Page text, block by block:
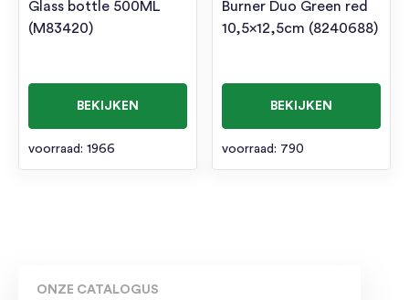
ONZE CATALOGUS
Glass bottle 500ML
(M83420)
BEKIJKEN
voorraad: 1966
Burner Duo Green red
10,5×12,5cm (8240688)
BEKIJKEN
voorraad: 790